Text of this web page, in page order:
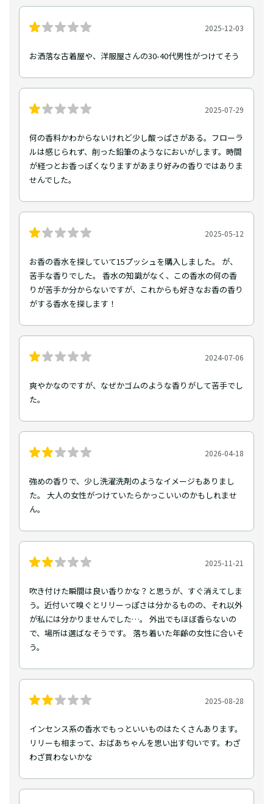
2025-12-03
お洒落な古着屋や、洋服屋さんの30-40代男性がつけてそう
2025-07-29
何の香料かわからないけれど少し酸っぱさがある。フローラ
ルは感じられず、削った鉛筆のようなにおいがします。時間
が経つとお香っぽくなりますがあまり好みの香りではありま
せんでした。
2025-05-12
お香の香水を探していて15プッシュを購入しました。 が、
苦手な香りでした。 香水の知識がなく、この香水の何の香
りが苦手か分からないですが、これからも好きなお香の香り
がする香水を探します！
2024-07-06
爽やかなのですが、なぜかゴムのような香りがして苦手でし
た。
2026-04-18
強めの香りで、少し洗濯洗剤のようなイメージもありまし
た。 大人の女性がつけていたらかっこいいのかもしれませ
ん。
2025-11-21
吹き付けた瞬間は良い香りかな？と思うが、すぐ消えてしま
う。近付いて嗅ぐとリリーっぽさは分かるものの、それ以外
が私には分かりませんでした…。 外出でもほぼ香らないの
で、場所は選ばなそうです。 落ち着いた年齢の女性に合いそ
う。
2025-08-28
インセンス系の香水でもっといいものはたくさんあります。
リリーも相まって、おばあちゃんを思い出す匂いです。わざ
わざ買わないかな